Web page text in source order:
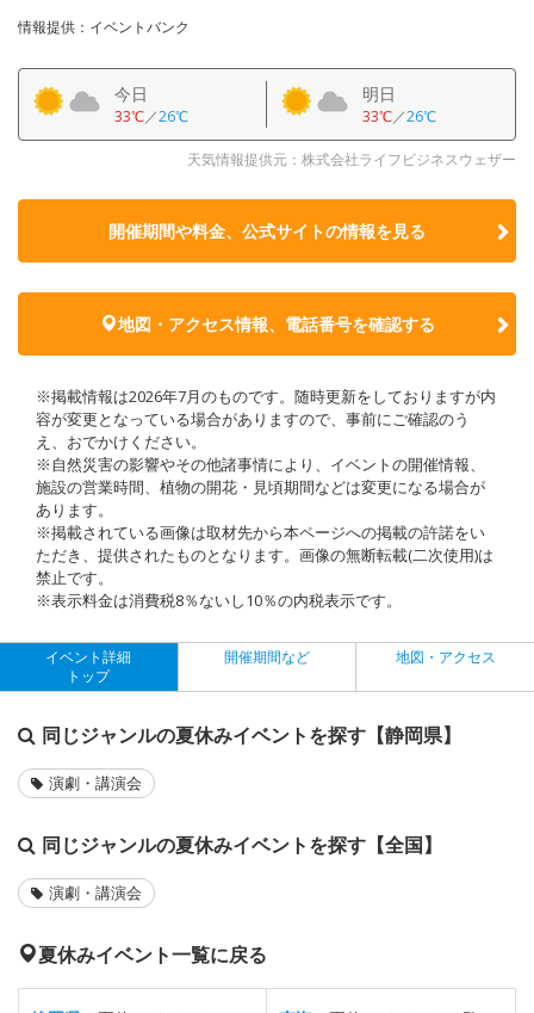
情報提供：イベントバンク
今日
33℃／26℃
明日
33℃／26℃
天気情報提供元：株式会社ライフビジネスウェザー
開催期間や料金、公式サイトの情報を見る
地図・アクセス情報、電話番号を確認する
※掲載情報は2026年7月のものです。随時更新をしておりますが内
容が変更となっている場合がありますので、事前にご確認のう
え、おでかけください。
※自然災害の影響やその他諸事情により、イベントの開催情報、
施設の営業時間、植物の開花・見頃期間などは変更になる場合が
あります。
※掲載されている画像は取材先から本ページへの掲載の許諾をい
ただき、提供されたものとなります。画像の無断転載(二次使用)は
禁止です。
※表示料金は消費税8％ないし10％の内税表示です。
イベント詳細
トップ
開催期間など 地図・アクセス
同じジャンルの夏休みイベントを探す【静岡県】
演劇・講演会
同じジャンルの夏休みイベントを探す【全国】
演劇・講演会
夏休みイベント一覧に戻る